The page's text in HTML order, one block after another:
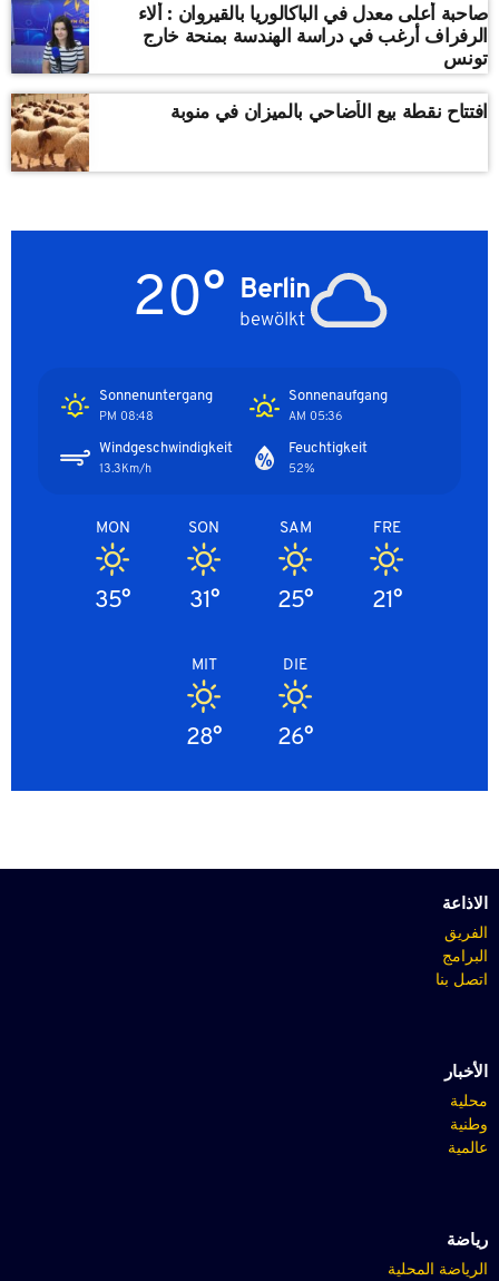
صاحبة أعلى معدل في الباكالوريا بالقيروان : ألاء
الرفراف أرغب في دراسة الهندسة بمنحة خارج
تونس
افتتاح نقطة بيع الأضاحي بالميزان في منوبة
Berlin
bewölkt
20°
Sonnenaufgang
05:36 AM
Sonnenuntergang
08:48 PM
Feuchtigkeit
52%
Windgeschwindigkeit
13.3Km/h
FRE
21°
SAM
25°
SON
31°
MON
35°
DIE
26°
MIT
28°
الاذاعة
الفريق
البرامج
اتصل بنا
الأخبار
محلية
وطنية
عالمية
رياضة
الرياضة المحلية